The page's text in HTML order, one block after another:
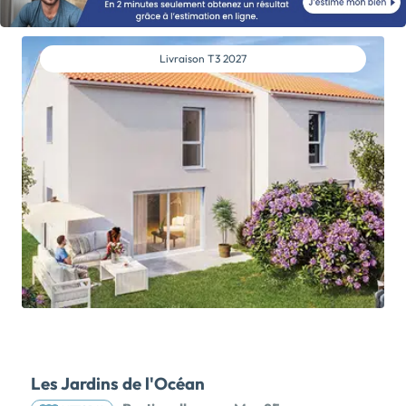
lumineux, de vastes pièces de vie ouvertes sur
l'extérieur et un jardin privatif. Bénéficiez d'une
isolation performante, de matériaux de qualité et
d'un confort durable. Personnalisez votre intérieur
grâce à […] Voir le programme immobilier neuf >>
Livraison T3 2027
Les Jardins de l'Océan